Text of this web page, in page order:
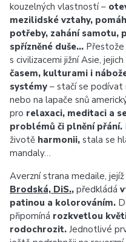
kouzelných vlastností –
mezilidské vztahy,
potřeby, zahání samotu,
spřízněné duše… Přestože
s civilizacemi jižní Asie,
časem, kulturami i
systémy – stačí se podívat
nebo na lapače snů
pro relaxaci, meditaci a
problémů či plnění přání.
životě harmonii, stala se
mandaly…
Averzní strana medaile,
Brodská, DiS., předkládá
patinou a kolorováním.
připomíná rozkvetlou
rodochrozit. Jednotlivé